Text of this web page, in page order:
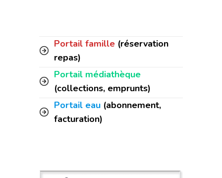
Portail famille (réservation
repas)
Portail médiathèque
(collections, emprunts)
Portail eau (abonnement,
facturation)